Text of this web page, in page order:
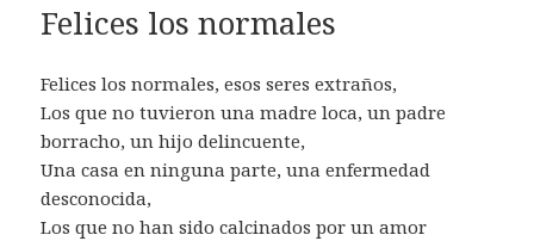
Felices los normales
Felices los normales, esos seres extraños,
Los que no tuvieron una madre loca, un padre
borracho, un hijo delincuente,
Una casa en ninguna parte, una enfermedad
desconocida,
Los que no han sido calcinados por un amor